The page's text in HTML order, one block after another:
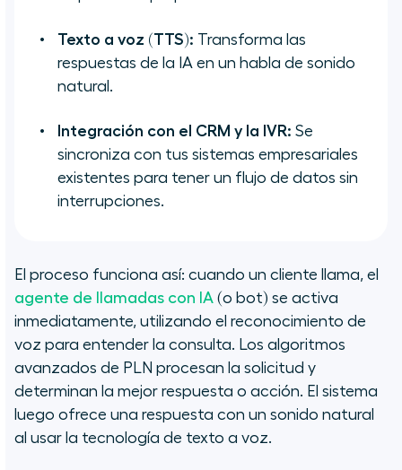
Texto a voz (TTS): Transforma las
respuestas de la IA en un habla de sonido
natural.
Integración con el CRM y la IVR: Se
sincroniza con tus sistemas empresariales
existentes para tener un flujo de datos sin
interrupciones.
El proceso funciona así: cuando un cliente llama, el
agente de llamadas con IA (o bot) se activa
inmediatamente, utilizando el reconocimiento de
voz para entender la consulta. Los algoritmos
avanzados de PLN procesan la solicitud y
determinan la mejor respuesta o acción. El sistema
luego ofrece una respuesta con un sonido natural
al usar la tecnología de texto a voz.